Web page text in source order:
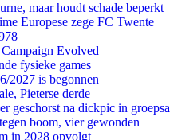
maar houdt schade beperkt
Europese zege FC Twente
Evolved
fysieke games
2027 is begonnen
Pieterse derde
geschorst na dickpic in
boom, vier gewonden
in 2028 opvolgt